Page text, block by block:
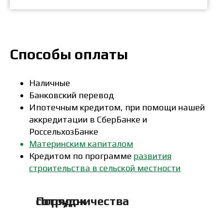
Способы оплаты
Наличные
Банковский перевод
Ипотечным кредитом, при помощи нашей
аккредитации в СберБанке и
РоссельхозБанке
Материнским капиталом
Кредитом по программе развития
строительства в сельской местности
Порядок сотрудничества